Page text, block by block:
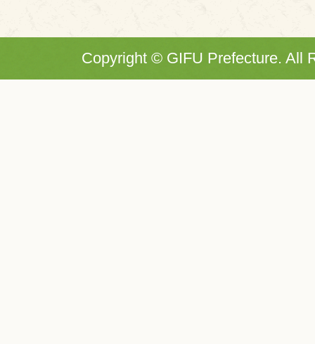
Copyright © GIFU Prefecture. All